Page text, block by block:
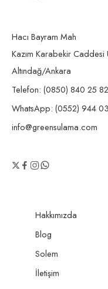
Hacı Bayram Mah
Kazım Karabekir
Altındağ/Ankara
Telefon: (0850) 840 25 82
WhatsApp: (0552) 944
info@greensulama.com
Hakkımızda
Blog
Solem
İletişim